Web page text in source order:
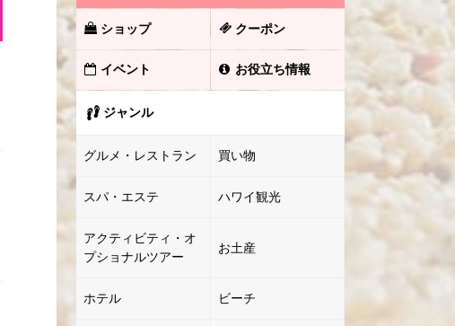
ショップ クーポン
イベント お役立ち情報
ジャンル
グルメ・レストラン 買い物
スパ・エステ ハワイ観光
アクティビティ・オ
プショナルツアー
お土産
ホテル ビーチ